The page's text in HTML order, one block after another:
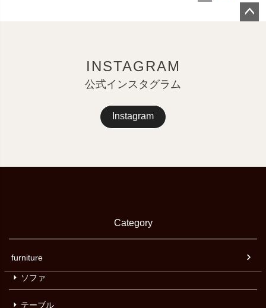
INSTAGRAM
公式インスタグラム
Instagram
Category
furniture
ソファ
テーブル